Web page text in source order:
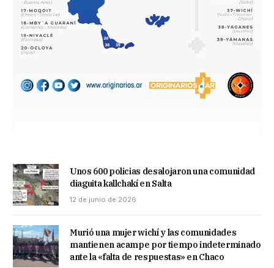
Unos 600 policias desalojaron una comunidad
diaguita kallchakí en Salta
12 de junio de 2026
Murió una mujer wichí y las comunidades
mantienen acampe por tiempo indeterminado
ante la «falta de respuestas» en Chaco